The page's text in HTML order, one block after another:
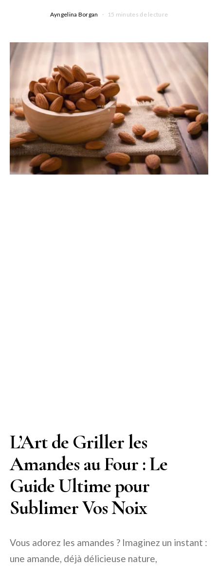
Ayngelina Borgan 15 minutes de lecture
L’Art de Griller les
Amandes au Four : Le
Guide Ultime pour
Sublimer Vos Noix
Vous adorez les amandes ? Imaginez un instant :
une amande, déjà délicieuse nature,